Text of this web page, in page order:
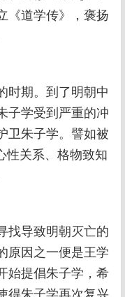
《道学传》，褒扬
时期。到了明朝中
子学受到严重的冲
卫朱子学。譬如被
性关系、格物致知
找导致明朝灭亡的
原因之一便是王学
始提倡朱子学，希
得朱子学再次复兴